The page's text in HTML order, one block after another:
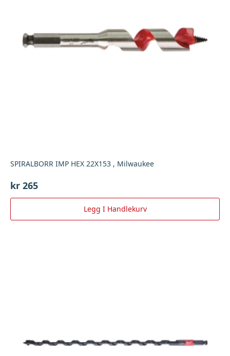
SPIRALBORR IMP HEX 22X153 , Milwaukee
kr 265
Legg I Handlekurv